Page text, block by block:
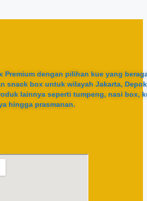
Premium dengan pilihan kue yang
snack box untuk wilayah Jakarta,
lainnya seperti tumpeng, nasi box,
hingga prasmanan.